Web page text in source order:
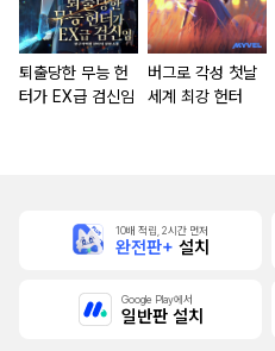
퇴출당한 무능 헌
터가 EX급 검신임
버그로 각성 첫날
세계 최강 헌터
10배 적립, 2시간 먼저
완전판+ 설치
Google Play에서
일반판 설치